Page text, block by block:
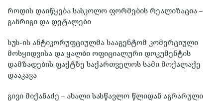
როდის დაიწყება სასკოლო ფორმების რეალიზაცია –
განრიგი და დეტალები
სუს-ის ანტიკორუფციულმა სააგენტომ კომერციული
მოსყიდვისა და ყალბი ოფიციალური დოკუმენტის
დამზადების ფაქტზე საქართველოს სამი მოქალაქე
დააკავა
გივი მიქანაძე – ახალი სასწავლო წლიდან აგრარული